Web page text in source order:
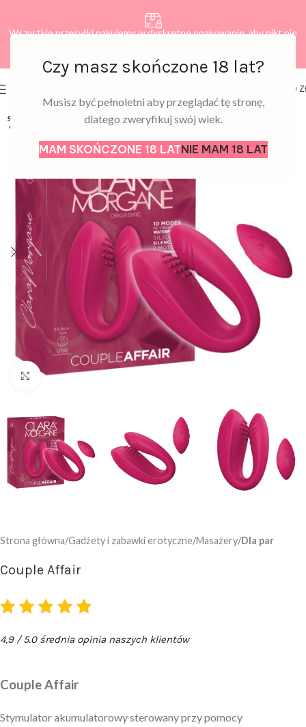
Czy masz skończone 18 lat?
Musisz być pełnoletni aby przeglądać tę stronę,
dlatego zweryfikuj swój wiek.
MAM SKOŃCZONE 18 LATNIE MAM 18 LAT
Wszystkie przesyłki pakujemy w dyskretne opakowanie, aby nikt nie
0,00
SOLD
OUT
Click to enlarge
Strona główna Gadżety i zabawki erotyczne Masażery Dla par
Couple Affair
4,9 / 5.0 średnia opinia naszych klientów
Couple Affair
Stymulator akumulatorowy sterowany przy pomocy